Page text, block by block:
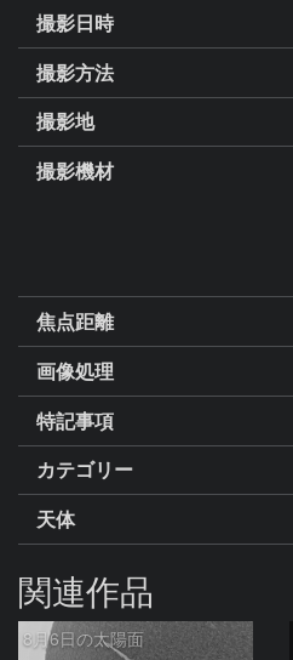
撮影日時
撮影方法
撮影地
撮影機材
焦点距離
画像処理
特記事項
カテゴリー
天体
関連作品
8月6日の太陽面